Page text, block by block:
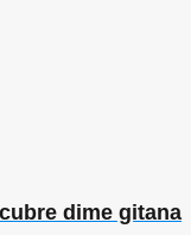
dime gitana